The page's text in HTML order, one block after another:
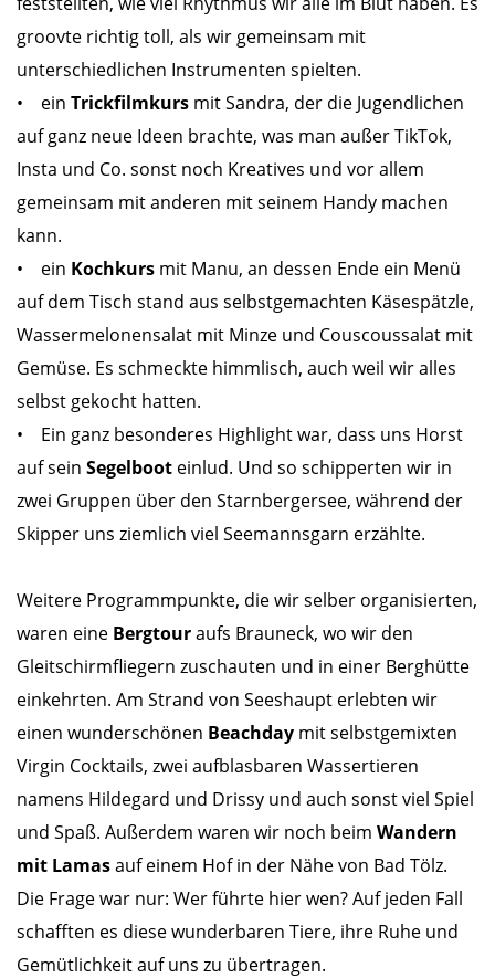
groovte richtig toll, als wir gemeinsam mit
unterschiedlichen Instrumenten spielten.
• ein Trickfilmkurs mit Sandra, der die Jugendlichen
auf ganz neue Ideen brachte, was man außer TikTok,
Insta und Co. sonst noch Kreatives und vor allem
gemeinsam mit anderen mit seinem Handy machen
kann.
• ein Kochkurs mit Manu, an dessen Ende ein Menü
auf dem Tisch stand aus selbstgemachten Käsespätzle,
Wassermelonensalat mit Minze und Couscoussalat mit
Gemüse. Es schmeckte himmlisch, auch weil wir alles
selbst gekocht hatten.
• Ein ganz besonderes Highlight war, dass uns Horst
auf sein Segelboot einlud. Und so schipperten wir in
zwei Gruppen über den Starnbergersee, während der
Skipper uns ziemlich viel Seemannsgarn erzählte.
Weitere Programmpunkte, die wir selber organisierten,
waren eine Bergtouraufs Brauneck, wo wir den
Gleitschirmfliegern zuschauten und in einer Berghütte
einkehrten. Am Strand von Seeshaupt erlebten wir
einen wunderschönen Beachday mit selbstgemixten
Virgin Cocktails, zwei aufblasbaren Wassertieren
namens Hildegard und Drissy und auch sonst viel Spiel
und Spaß. Außerdem waren wir noch beim Wandern
mit Lamasauf einem Hof in der Nähe von Bad Tölz.
Die Frage war nur: Wer führte hier wen? Auf jeden Fall
schafften es diese wunderbaren Tiere, ihre Ruhe und
Gemütlichkeit auf uns zu übertragen.